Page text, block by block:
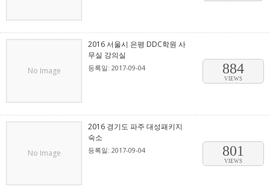
No Image
2016 서울시 은평 DDC학원 사
무실 강의실
등록일: 2017-09-04 884
VIEWS
No Image
2016 경기도 파주 대성패키지
숙소
등록일: 2017-09-04 801
VIEWS